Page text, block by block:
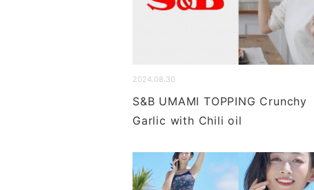
2024.08.30
S&B UMAMI TOPPING Crunchy
Garlic with Chili oil